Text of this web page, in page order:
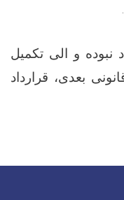
.
نبوده و الی تکمیل
بعدی، قرارداد